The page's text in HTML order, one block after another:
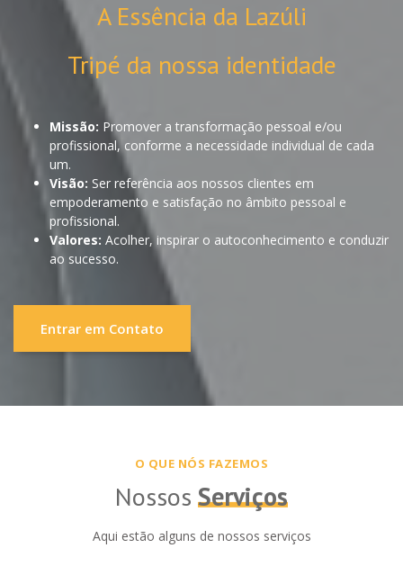
Tripé da nossa identidade
Missão:Promover a transformação pessoal e/ou
profissional, conforme a necessidade individual de cada
um.
Visão:Ser referência aos nossos clientes em
empoderamento e satisfação no âmbito pessoal e
profissional.
Valores:Acolher, inspirar o autoconhecimento e conduzir
Entrar em Contato
O QUE NÓS FAZEMOS
Serviços